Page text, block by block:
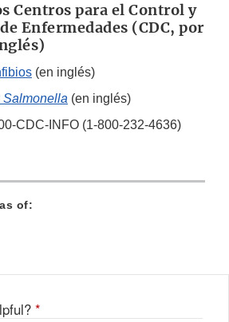
Centros para el Control y
Enfermedades (CDC, por
(en inglés)
Salmonella (en inglés)
CDC-INFO (1-800-232-4636)
of:
*